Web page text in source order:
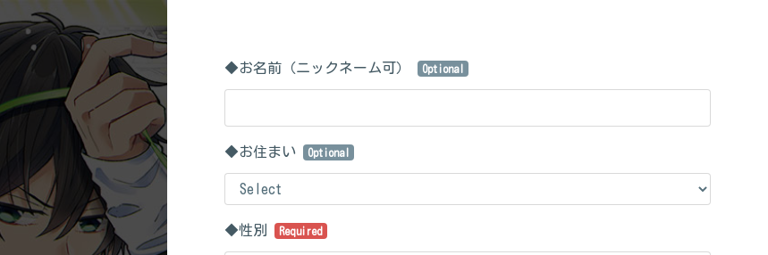
◆お名前（ニックネーム可） Optional
◆お住まい Optional
◆性別 Required